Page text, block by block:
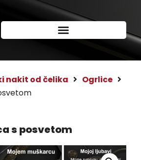
nakit od čelika Ogrlice
s posvetom